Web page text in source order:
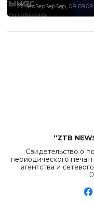
27 SepSepSepSep, 09:0909
“ZTB
Свидетельство о
периодического
агентства и